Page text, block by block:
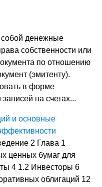
денежные
собственности или
по отношению
(эмитенту).
в форме
на счетах...
и основные
2 Глава 1
ценных бумаг для
4 1.2 Инвесторы 6
облигаций 12